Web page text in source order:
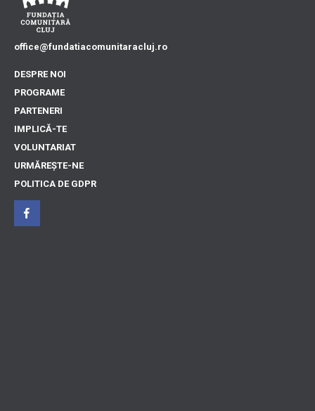
office@fundatiacomunitaracluj.ro
DESPRE NOI
PROGRAME
PARTENERI
IMPLICĂ-TE
VOLUNTARIAT
URMĂREȘTE-NE
POLITICA DE GDPR